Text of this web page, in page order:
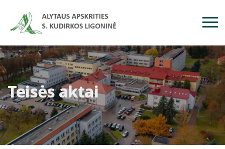
Teisės aktai